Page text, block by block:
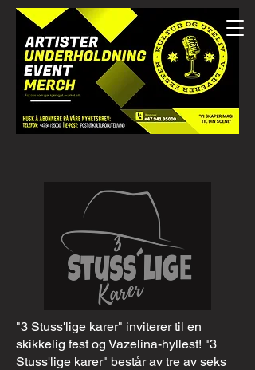
"3 Stuss'lige karer" inviterer til en
skikkelig fest og Vazelina-hyllest! "3
Stuss'lige karer" består av tre av seks